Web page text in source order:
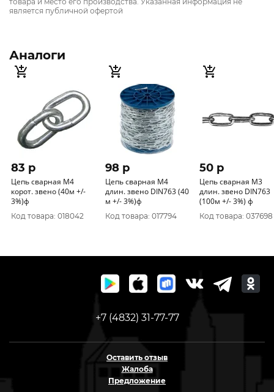
является публичной офертой
Аналоги
83 p
Цепь сварная М4
корот. звено (40м +/-
3%)ф
Код товара: 018042
98 p
Цепь сварная М4
длин. звено DIN763 (40
м +/- 3%)ф
Код товара: 017794
50 p
Цепь сварная М3
длин. звено DIN763
(100м +/- 3%) ф
Код товара: 037698
+7 (4832) 31-77-77
Оставить отзыв
Жалоба
Предложение